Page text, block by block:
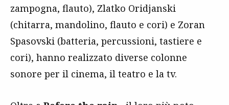
zampogna, flauto), Zlatko Oridjanski
(chitarra, mandolino, flauto e cori) e Zoran
Spasovski (batteria, percussioni, tastiere e
cori), hanno realizzato diverse colonne
sonore per il cinema, il teatro e la tv.